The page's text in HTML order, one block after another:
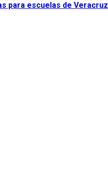
para escuelas de Veracruz